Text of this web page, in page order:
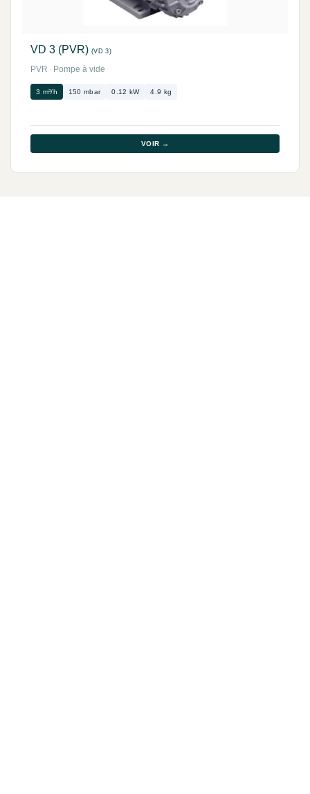
VD 3 (PVR) (VD 3)
PVR · Pompe à vide
3 m³/h 150 mbar 0.12 kW 4.9 kg
VOIR →